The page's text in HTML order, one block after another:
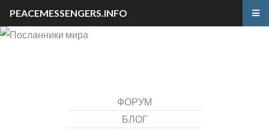
ФОРУМ
БЛОГ
PEACEMESSENGERS.INFO